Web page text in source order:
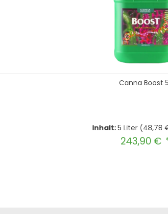
Canna Boost
Inhalt:5 Liter (48,78
Regulärer
243,90 €